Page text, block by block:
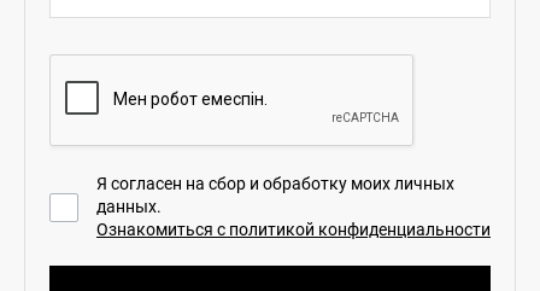
Я согласен на сбор и обработку моих личных
данных.
Ознакомиться с политикой конфиденциальности